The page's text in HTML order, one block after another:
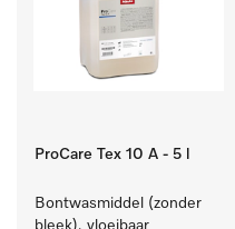
ProCare Tex 10 A - 5 l
Bontwasmiddel (zonder
bleek), vloeibaar